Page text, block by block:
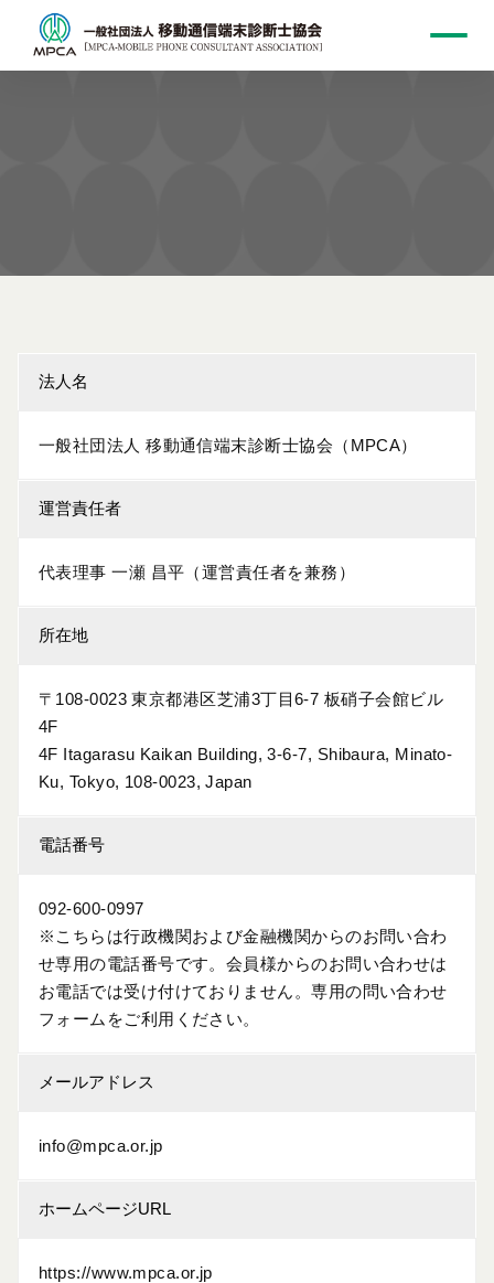
法人名
一般社団法人 移動通信端末診断士協会（MPCA）
運営責任者
代表理事 一瀬 昌平（運営責任者を兼務）
所在地
〒108-0023 東京都港区芝浦3丁目6-7 板硝子会館ビル
4F
4F Itagarasu Kaikan Building, 3-6-7, Shibaura, Minato-
Ku, Tokyo, 108-0023, Japan
電話番号
092-600-0997
※こちらは行政機関および金融機関からのお問い合わ
せ専用の電話番号です。会員様からのお問い合わせは
お電話では受け付けておりません。専用の問い合わせ
フォームをご利用ください。
メールアドレス
info@mpca.or.jp
ホームページURL
https://www.mpca.or.jp